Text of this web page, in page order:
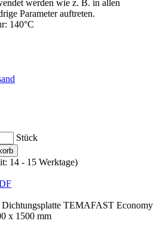
werden wie z. B. in allen
Parameter auftreten.
140°C
Stück
14 - 15 Werktage)
TEMAFAST Economy
x 1500 mm